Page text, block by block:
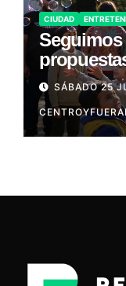
CIUDAD
Seguimos
SÁBADO 25